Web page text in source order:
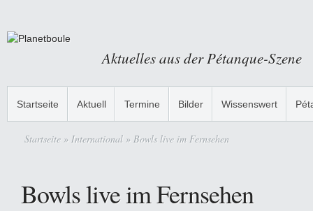
Aktuelles aus der Pétanque-Szene
Startseite Aktuell Termine Bilder Wissenswert
Startseite » International » Bowls live im Fernsehen
Bowls live im Fernsehen